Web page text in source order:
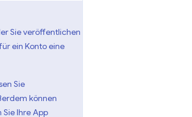
Sie veröffentlichen
ein Konto eine
Sie
können
Ihre App